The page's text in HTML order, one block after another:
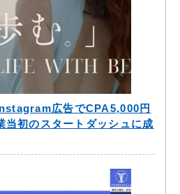
広告でCPA5,000円
当初のスタートダッシュに成